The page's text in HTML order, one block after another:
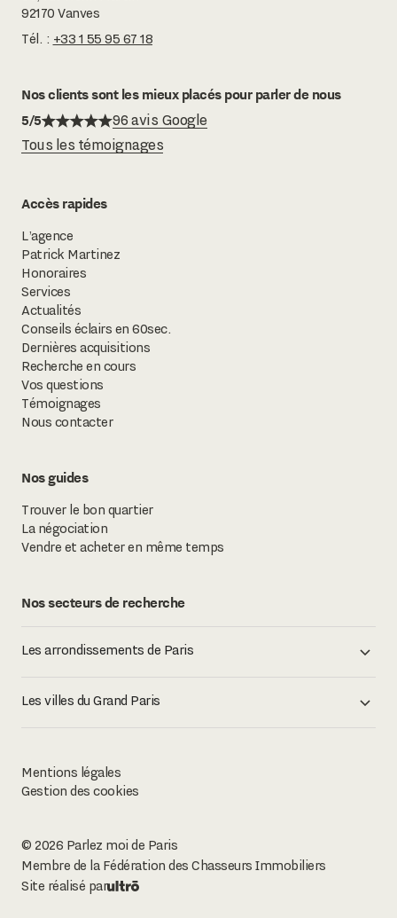
92170 Vanves
Tél. : +33 1 55 95 67 18
Nos clients sont les mieux placés pour parler de nous
5/5
96 avis Google
Tous les témoignages
Accès rapides
L’agence
Patrick Martinez
Honoraires
Services
Actualités
Conseils éclairs en 60sec.
Dernières acquisitions
Recherche en cours
Vos questions
Témoignages
Nous contacter
Nos guides
Trouver le bon quartier
La négociation
Vendre et acheter en même temps
Nos secteurs de recherche
Les arrondissements de Paris
Les villes du Grand Paris
Mentions légales
Gestion des cookies
© 2026 Parlez moi de Paris
Membre de la Fédération des Chasseurs Immobiliers
Site réalisé par